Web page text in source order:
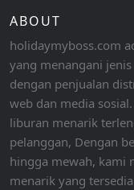
ABOUT
holidaymyboss.com
yang menangani
dengan penjualan
web dan media
liburan menarik
pelanggan, Dengan
hingga mewah, kami
menarik yang